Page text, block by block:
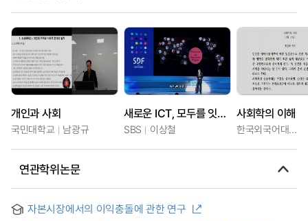
개인과 사회
국민대학교 남광규
새로운 ICT, 모두를 잇는 공공선의 다리가 되다
SBS 이상철
사회학의 이해
한국외국어대학교
연관학위논문
자본시장에서의 이익충돌에 관한 연구